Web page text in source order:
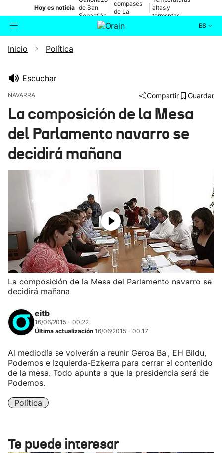
Hoy es noticia de San
Sebastián
compases
de La
altas y
tormentas
ES
Buscador
Ikusmiran
Eguraldia
Inicio Política
Escuchar
NAVARRA Compartir Guardar
La composición de la Mesa
del Parlamento navarro se
decidirá mañana
La composición de la Mesa del Parlamento navarro se
decidirá mañana
eitb
16/06/2015 - 00:22
Última actualización 16/06/2015 - 00:17
Al mediodía se volverán a reunir Geroa Bai, EH Bildu,
Podemos e Izquierda-Ezkerra para cerrar el contenido
de la mesa. Todo apunta a que la presidencia será de
Podemos.
Política
Te puede interesar